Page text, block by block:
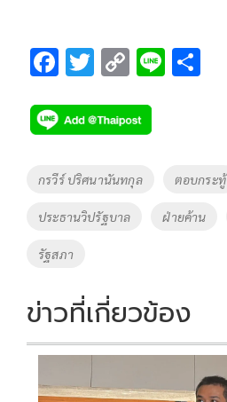
F
e
b
o
k
T
tt
er
C
p
y
Li
Li
Tags
กรวีร์ ปริศนานันทกุล ตอบกระทู้
ประธานวิปรัฐบาล ฝ่ายค้าน
รัฐสภา
ข่าวที่เกี่ยวข้อง